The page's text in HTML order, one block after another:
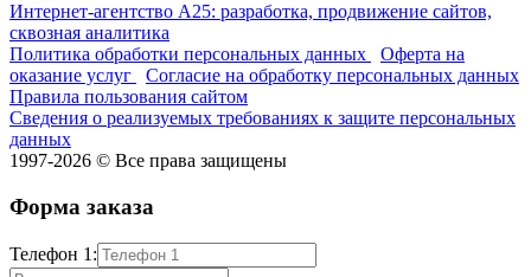
Интернет-агентство А25: разработка, продвижение сайтов,
сквозная аналитика
Политика обработки персональных данных
Оферта на
оказание услуг
Согласие на обработку персональных данных
Правила пользования сайтом
Сведения о реализуемых требованиях к защите персональных
данных
1997-2026 © Все права защищены
Форма заказа
Телефон 1: